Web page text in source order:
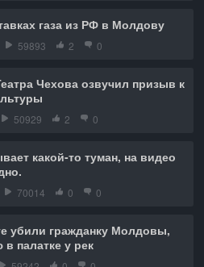
газа из РФ в Молдову
59893 2 0
Чехова озвучил призыв к
50929 2 0
какой-то туман, на видео
70014 0 0
убили гражданку Молдовы,
палатке у рек